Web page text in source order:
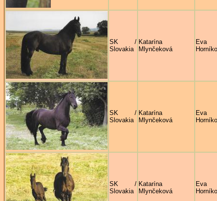
SK /
Slovakia
Katarína
Mlynčeková
Eva
SK /
Slovakia
Katarína
Mlynčeková
Eva
SK /
Slovakia
Katarína
Mlynčeková
Eva